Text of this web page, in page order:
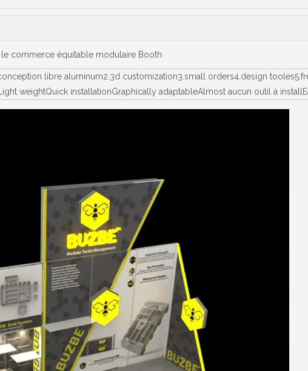
commerce équitable modulaire Booth
libre aluminum2.3d customization3.small orders4.design
weightQuick installationGraphically adaptableAlmost aucun outil à